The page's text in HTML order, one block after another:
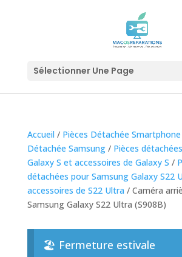
Sélectionner Une Page
Accueil / Pièces Détachée Smartphone
Détachée Samsung/ Pièces
Galaxy S et accessoires de Galaxy S /
détachées pour Samsung Galaxy S22
accessoires de S22 Ultra / Caméra
Samsung Galaxy S22 Ultra (S908B)
🏖️ Fermeture estivale